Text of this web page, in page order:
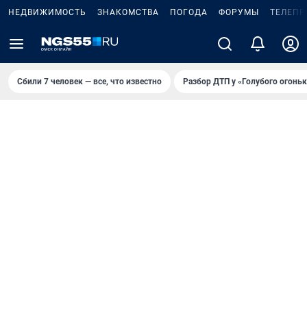
НЕДВИЖИМОСТЬ ЗНАКОМСТВА ПОГОДА ФОРУМЫ
Сбили 7 человек — все, что известно Разбор ДТП у «Голубого